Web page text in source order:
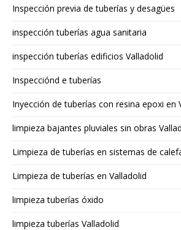
Inspección previa de tuberías y desagües
inspección tuberías agua sanitaria
inspección tuberías edificios Valladolid
Inspecciónd e tuberías
Inyección de tuberías con resina epoxi en
limpieza bajantes pluviales sin obras
Limpieza de tuberías en sistemas de
Limpieza de tuberías en Valladolid
limpieza tuberías óxido
limpieza tuberías Valladolid